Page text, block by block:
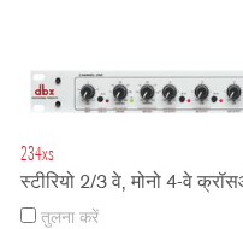
234xs
स्टीरियो 2/3 वे, मोनो 4-वे
तुलना करें